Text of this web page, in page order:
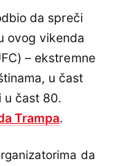
da spreči
ovog vikenda
– ekstremne
u čast
u čast 80.
Trampa.
da